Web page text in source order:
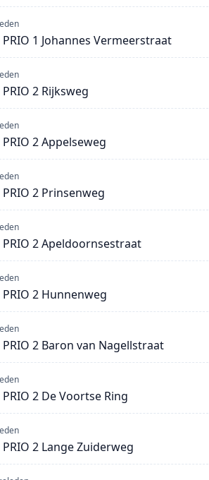
1 Johannes Vermeerstraat
2 Rijksweg
2 Appelseweg
2 Prinsenweg
2 Apeldoornsestraat
2 Hunnenweg
2 Baron van Nagellstraat
2 De Voortse Ring
2 Lange Zuiderweg